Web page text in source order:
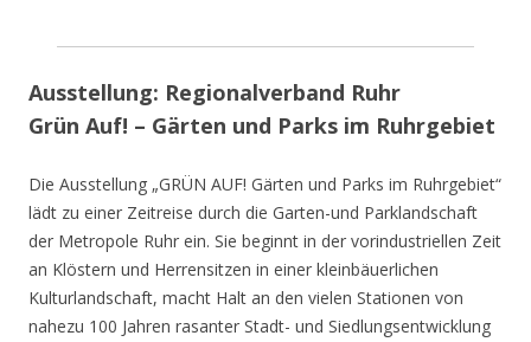
Ausstellung: Regionalverband Ruhr
Grün Auf! – Gärten und Parks im Ruhrgebiet
Die Ausstellung „GRÜN AUF! Gärten und Parks im Ruhrgebiet“
lädt zu einer Zeitreise durch die Garten-und Parklandschaft
der Metropole Ruhr ein. Sie beginnt in der vorindustriellen Zeit
an Klöstern und Herrensitzen in einer kleinbäuerlichen
Kulturlandschaft, macht Halt an den vielen Stationen von
nahezu 100 Jahren rasanter Stadt- und Siedlungsentwicklung